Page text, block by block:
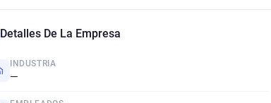
Detalles De La Empresa
INDUSTRIA
—